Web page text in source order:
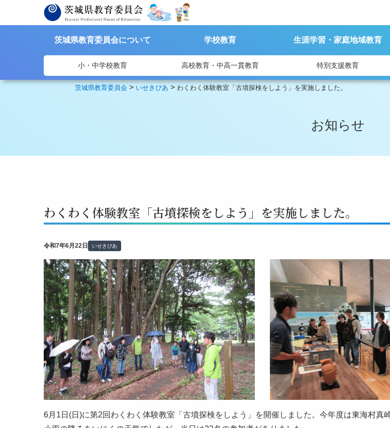
茨城県教育委員会について 学校教育 生涯学習・家庭地域教育
小・中学校教育 高校教育・中高一貫教育 特別支援教育
茨城県教育委員会 > いせきぴあ > わくわく体験教室「古墳探検をしよう」を実施しました。
お知らせ
わくわく体験教室「古墳探検をしよう」を実施しました。
令和7年6月22日 いせきぴあ
6月1日(日)に第2回わくわく体験教室「古墳探検をしよう」を開催しました。今年度は東海村真